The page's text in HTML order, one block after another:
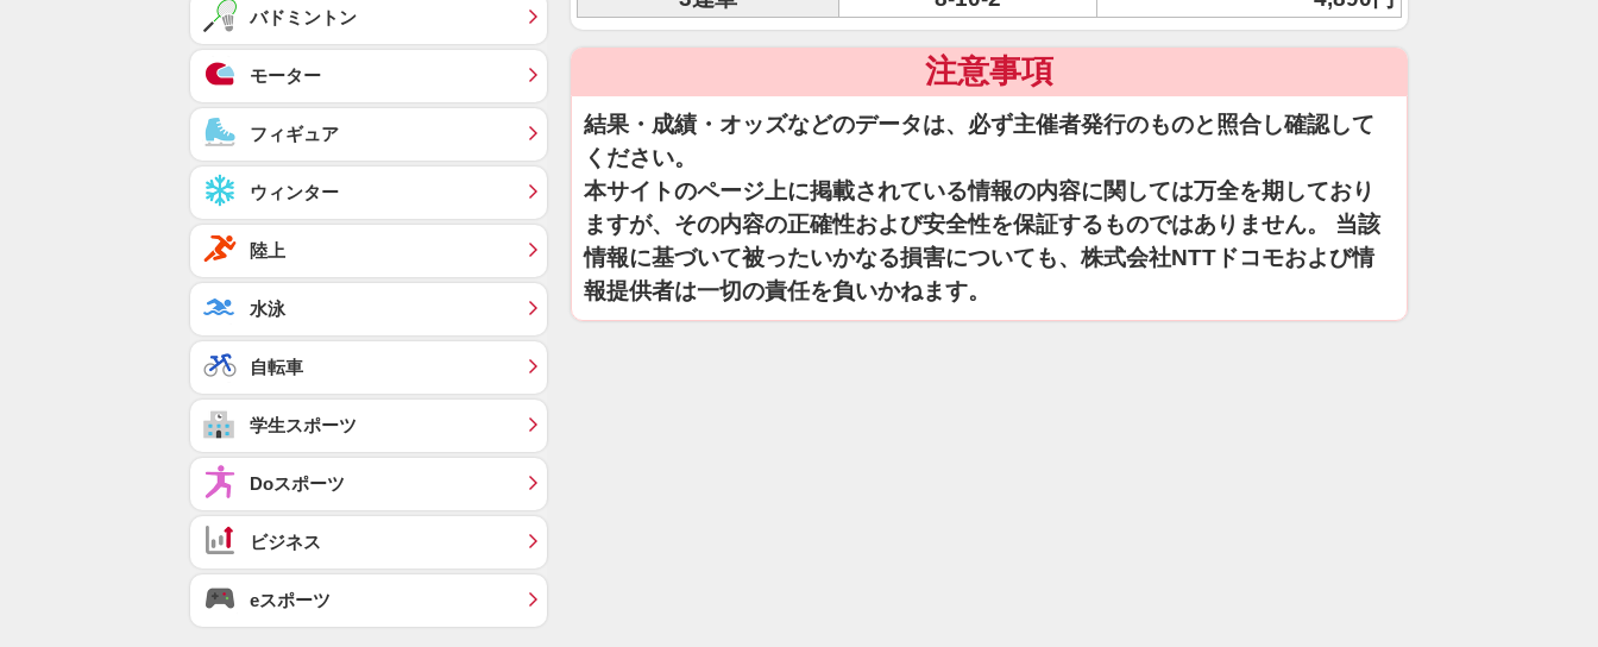
注意事項
結果・成績・オッズなどのデータは、必ず主催者発行のものと照合し確認して
ください。
本サイトのページ上に掲載されている情報の内容に関しては万全を期しており
ますが、その内容の正確性および安全性を保証するものではありません。 当該
情報に基づいて被ったいかなる損害についても、株式会社NTTドコモおよび情
報提供者は一切の責任を負いかねます。
バドミントン
モーター
フィギュア
ウィンター
陸上
水泳
自転車
学生スポーツ
Doスポーツ
ビジネス
eスポーツ